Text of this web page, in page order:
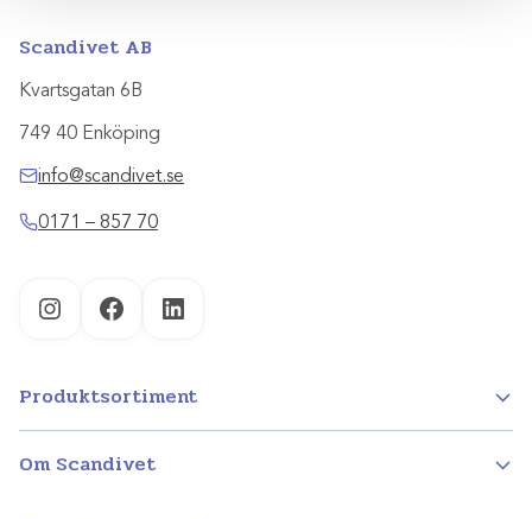
Scandivet AB
Kvartsgatan 6B
749 40 Enköping
info@scandivet.se
0171 – 857 70
InstagramFacebookLinkedIn
Produktsortiment
Om Scandivet